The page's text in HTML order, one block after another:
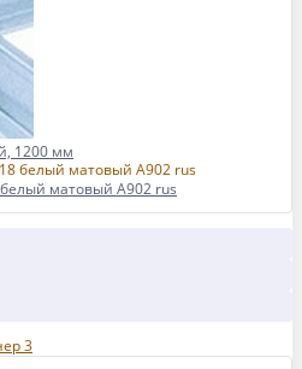
1200 мм
матовый A902 rus